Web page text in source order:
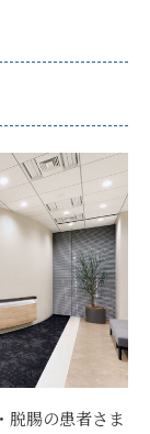
脱腸の患者さま